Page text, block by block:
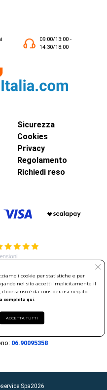
09:00/13:00 -
14:30/18:00
Sicurezza
Cookies
Privacy
Regolamento
Richiedi reso
Via Leonardo da Vinci, 40 -
Scalo (RM)
al Registro delle Imprese di
535144
06.90095358
Spa2026
i cookie per statistiche e per
nel sito accetti implicitamente il
consenso è da considerarsi negato.
completa qui.
ACCETTA TUTTI